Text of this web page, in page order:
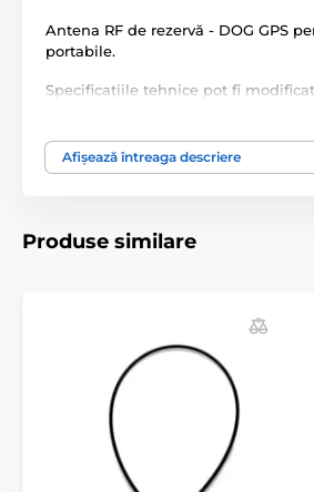
Antena RF de rezervă - DOG GPS
portabile.
Specificațiile tehnice pot fi
Accesorii Zgărzi GPS
Afișează întreaga descriere
Produse similare